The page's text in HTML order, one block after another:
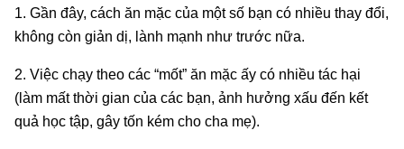
1. Gần đây, cách ăn mặc của một số bạn có nhiều thay đổi,
không còn giản dị, lành mạnh như trước nữa.
2. Việc chạy theo các “mốt” ăn mặc ấy có nhiều tác hại
(làm mất thời gian của các bạn, ảnh hưởng xấu đến kết
quả học tập, gây tốn kém cho cha mẹ).